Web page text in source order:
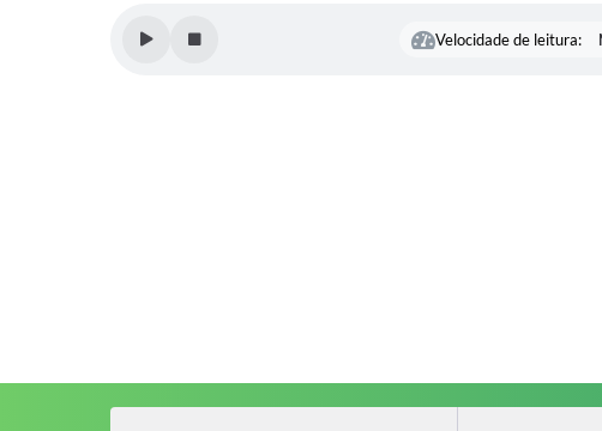
Velocidade de leitura: